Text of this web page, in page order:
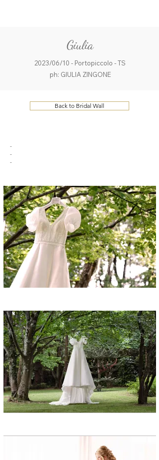
Giulia
2023/06/10 - Portopiccolo - TS
ph: GIULIA ZINGONE
Back to Bridal Wall
-
-
-